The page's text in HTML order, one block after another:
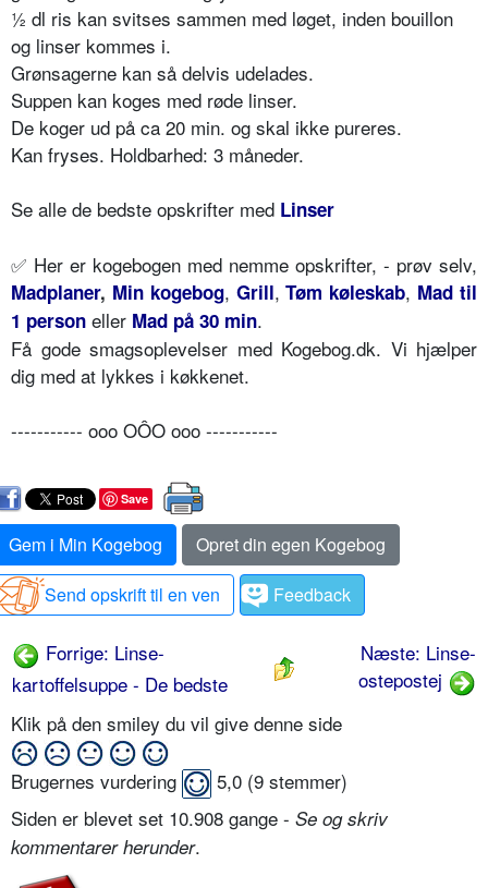
½ dl ris kan svitses sammen med løget, inden bouillon
og linser kommes i.
Grønsagerne kan så delvis udelades.
Suppen kan koges med røde linser.
De koger ud på ca 20 min. og skal ikke pureres.
Kan fryses. Holdbarhed: 3 måneder.
Se alle de bedste opskrifter med Linser
✅ Her er kogebogen med nemme opskrifter, - prøv selv,
Madplaner, Min kogebog, Grill,Tøm køleskab, Mad til
1 person eller Mad på 30 min.
Få gode smagsoplevelser med Kogebog.dk. Vi hjælper
dig med at lykkes i køkkenet.
----------- ooo OÔO ooo -----------
Save
Gem i Min Kogebog
Opret din egen Kogebog
Send opskrift til en ven
Feedback
Forrige: Linse-
kartoffelsuppe - De bedste
Næste: Linse-
ostepostej
Klik på den smiley du vil give denne side
Brugernes vurdering 5,0 (9 stemmer)
Siden er blevet set 10.908 gange - Se og skriv
kommentarer herunder.